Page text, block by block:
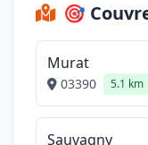
🎯
Murat
03390 5.1 km
Sauvagny